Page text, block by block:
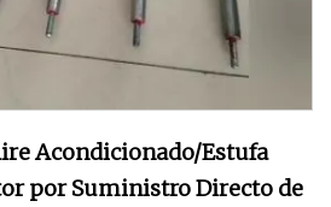
Acondicionado/Estufa
por Suministro Directo de